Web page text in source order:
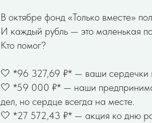
В октябре фонд «Только вместе»
И каждый рубль — это маленькая
Кто помог?
🤍 *96 327,69 ₽* — ваши сердечки
🤍 *59 000 ₽* — наши
дел, но сердце всегда на месте.
🤍 *27 572,43 ₽* — акция ко дню